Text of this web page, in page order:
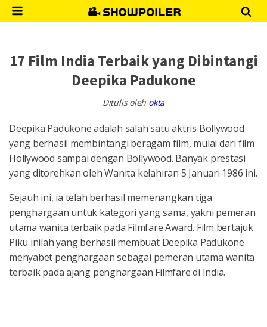
17 Film India Terbaik yang Dibintangi
Deepika Padukone
Ditulis oleh okta
Deepika Padukone adalah salah satu aktris Bollywood
yang berhasil membintangi beragam film, mulai dari film
Hollywood sampai dengan Bollywood. Banyak prestasi
yang ditorehkan oleh Wanita kelahiran 5 Januari 1986 ini.
Sejauh ini, ia telah berhasil memenangkan tiga
penghargaan untuk kategori yang sama, yakni pemeran
utama wanita terbaik pada Filmfare Award. Film bertajuk
Piku inilah yang berhasil membuat Deepika Padukone
menyabet penghargaan sebagai pemeran utama wanita
terbaik pada ajang penghargaan Filmfare di India.